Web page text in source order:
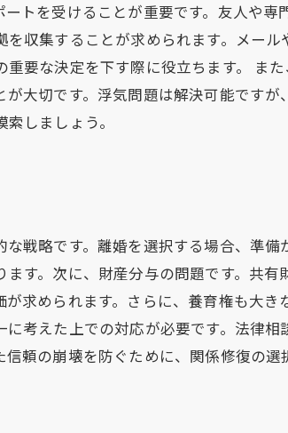
トを受けることが重要です。友人や専
収集することが求められます。メー
要な決定を下す際に役立ちます。 ま
大切です。浮気問題は解決可能ですが
しましょう。
戦略です。離婚を選択する場合、準
す。次に、財産分与の問題です。共
求められます。さらに、養育権も大
考えた上での対応が必要です。法律
頼の崩壊を防ぐために、関係修復の